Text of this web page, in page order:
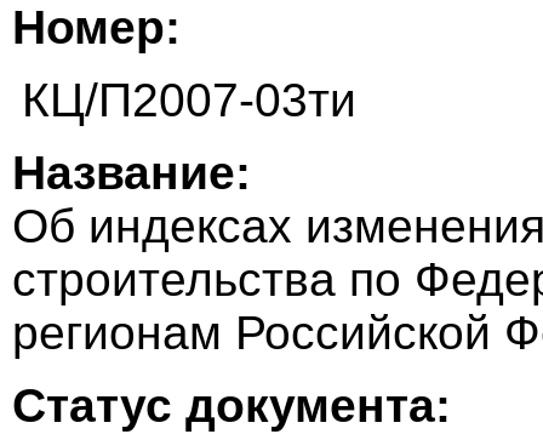
Номер:
КЦ/П2007-03ти
Название:
Об индексах
строительства по
регионам Российской
Статус документа: